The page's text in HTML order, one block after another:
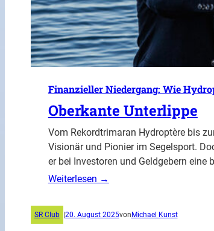
Finanzieller Niedergang: Wie
Oberkante Unterlippe
Vom Rekordtrimaran Hydroptère bis
Visionär und Pionier im Segelsport.
er bei Investoren und Geldgebern eine
Weiterlesen →
SR Club 20. August 2025von Michael Kunst